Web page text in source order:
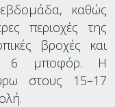
καθώς
περιοχές της
βροχές και
6 μποφόρ. Η
στους 15–17